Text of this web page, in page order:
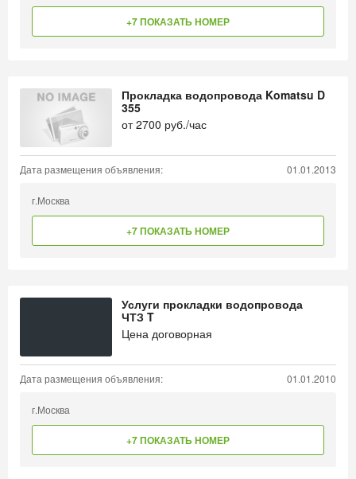
+7 ПОКАЗАТЬ НОМЕР
Прокладка водопровода Komatsu D
355
от2700 руб./час
Дата размещения объявления: 01.01.2013
г.Москва
+7 ПОКАЗАТЬ НОМЕР
Услуги прокладки водопровода
ЧТЗ T
Цена договорная
Дата размещения объявления: 01.01.2010
г.Москва
+7 ПОКАЗАТЬ НОМЕР